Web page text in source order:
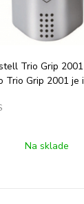
Trio Grip
Trio Grip 2001 je
Je
hrubé ceruzky
strúhania pre
·
Na sklade